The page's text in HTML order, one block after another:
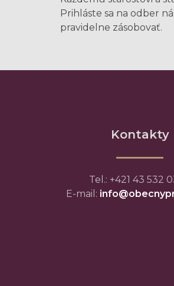
Prihláste sa na odber
pravidelne zásobovať.
Kontakty
Tel.: +421 43 532
E-mail: